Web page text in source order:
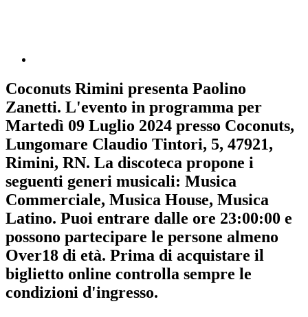
Coconuts Rimini presenta Paolino
Zanetti. L'evento in programma per
Martedì 09 Luglio 2024 presso Coconuts,
Lungomare Claudio Tintori, 5, 47921,
Rimini, RN. La discoteca propone i
seguenti generi musicali: Musica
Commerciale, Musica House, Musica
Latino. Puoi entrare dalle ore 23:00:00 e
possono partecipare le persone almeno
Over18 di età. Prima di acquistare il
biglietto online controlla sempre le
condizioni d'ingresso.